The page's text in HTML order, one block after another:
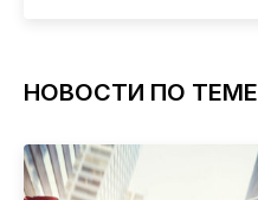
НОВОСТИ ПО ТЕМЕ